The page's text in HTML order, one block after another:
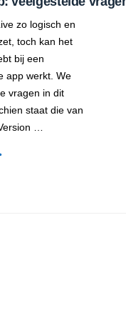
zo logisch en
toch kan het
bij een
app werkt. We
vragen in dit
staat die van
…